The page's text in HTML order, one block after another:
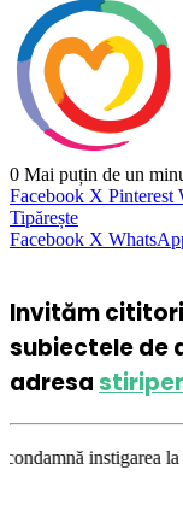
0 Mai puțin de un
Facebook X Pinterest
Tipărește
Facebook X
Invităm
subiectele de
adresa
la ură şi